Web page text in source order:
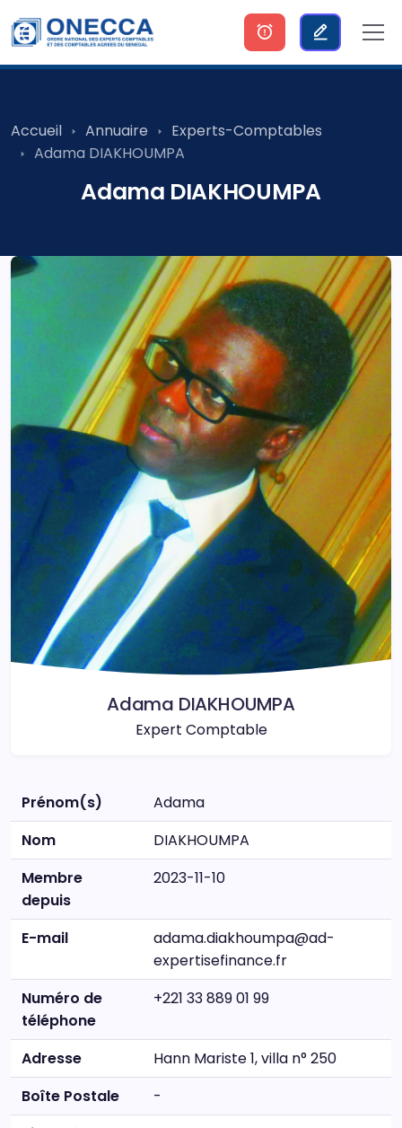
Accueil Annuaire
Experts-Comptables
Adama DIAKHOUMPA
Adama DIAKHOUMPA
Adama DIAKHOUMPA
Expert Comptable
Prénom(s)
Adama
Nom
DIAKHOUMPA
Membre
depuis
2023-11-10
E-mail
adama.diakhoumpa@ad-
expertisefinance.fr
Numéro de
téléphone
+221 33 889 01 99
Adresse
Hann Mariste 1, villa n° 250
Boîte Postale
-